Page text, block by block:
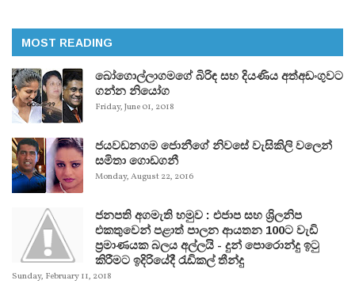
MOST READING
බෝගොල්ලාගමගේ බිරිඳ සහ දියණිය අත්අඩංගුවට
ගන්න නියෝග
Friday, June 01, 2018
ජයවඩනගම ජොනීගේ නිවසේ වැසිකිලි වලෙන්
සමිතා ගොඩගනී
Monday, August 22, 2016
ජනපති අගමැති හමුව : එජාප සහ ශ්‍රිලනිප
එකතුවෙන් පළාත් පාලන ආයතන 100ට වැඩි
ප්‍රමාණයක බලය අල්ලයි - දුන් පොරොන්දු ඉටු
කිරීමට ඉදිරියේදී රැඩිකල් තීන්දු
Sunday, February 11, 2018